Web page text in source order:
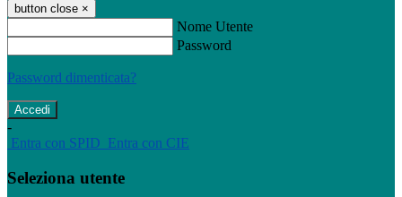
button close ×
Nome Utente
Password
Password dimenticata?
-
Entra con SPID Entra con CIE
Seleziona utente